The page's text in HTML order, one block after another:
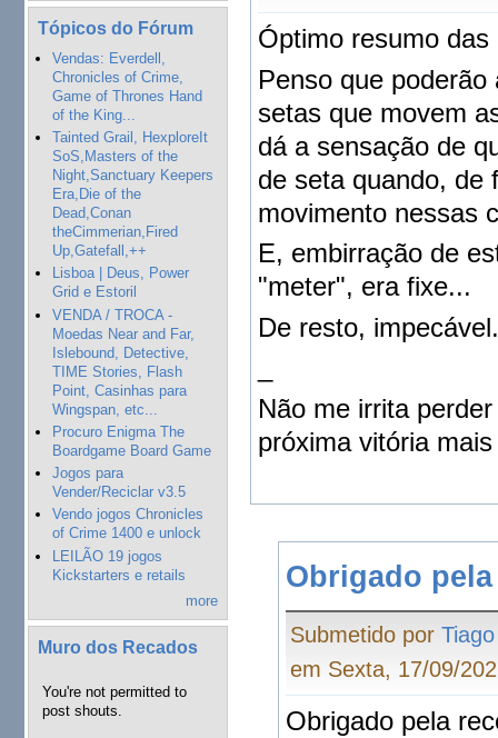
Tópicos do Fórum
Vendas: Everdell,
Chronicles of Crime,
Game of Thrones Hand
of the King...
Tainted Grail, HexploreIt
SoS,Masters of the
Night,Sanctuary Keepers
Era,Die of the
Dead,Conan
theCimmerian,Fired
Up,Gatefall,++
Lisboa | Deus, Power
Grid e Estoril
VENDA / TROCA -
Moedas Near and Far,
Islebound, Detective,
TIME Stories, Flash
Point, Casinhas para
Wingspan, etc...
Procuro Enigma The
Boardgame Board Game
Jogos para
Vender/Reciclar v3.5
Vendo jogos Chronicles
of Crime 1400 e unlock
LEILÃO 19 jogos
Kickstarters e retails
more
Muro dos Recados
You're not permitted to
post shouts.
Óptimo resumo das
Penso que
setas que movem
dá a sensação de
de seta quando,
movimento nessas
E, embirração de
"meter", era fixe...
De resto,
Não me irrita
próxima vitória
Obrigado pela
Submetido porTiago
em Sexta, 17/09/
Obrigado pela